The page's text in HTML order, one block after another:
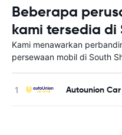
Beberapa
kami tersedia di
Kami menawarkan
persewaan mobil di South
Autounion